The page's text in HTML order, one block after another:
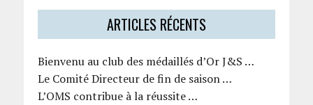
ARTICLES RÉCENTS
Bienvenu au club des médaillés d’Or J&S …
Le Comité Directeur de fin de saison …
L’OMS contribue à la réussite …